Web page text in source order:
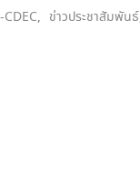
, ข่าวประชาสัมพันธ์